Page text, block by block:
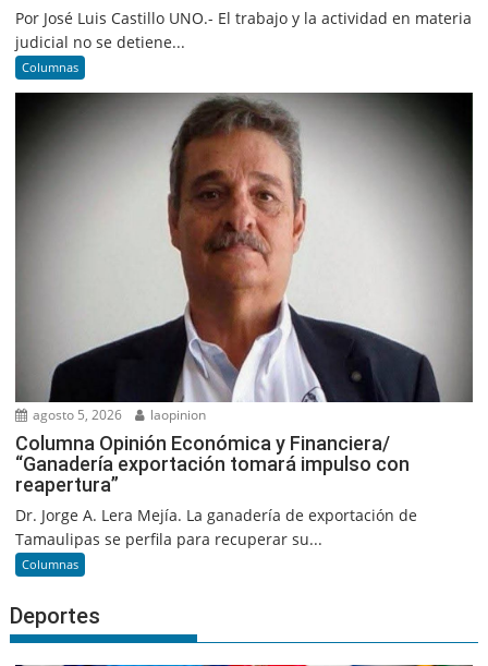
Por José Luis Castillo UNO.- El trabajo y la actividad en materia
judicial no se detiene...
Columnas
agosto 5, 2026 laopinion
Columna Opinión Económica y Financiera/
“Ganadería exportación tomará impulso con
reapertura”
Dr. Jorge A. Lera Mejía. La ganadería de exportación de
Tamaulipas se perfila para recuperar su...
Columnas
Deportes